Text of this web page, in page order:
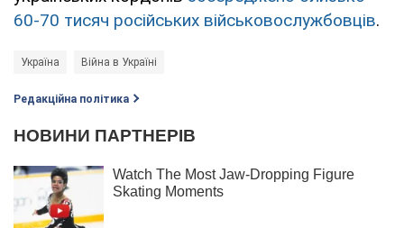
60-70 тисяч російських військовослужбовців.
Україна Війна в Україні
Редакційна політика